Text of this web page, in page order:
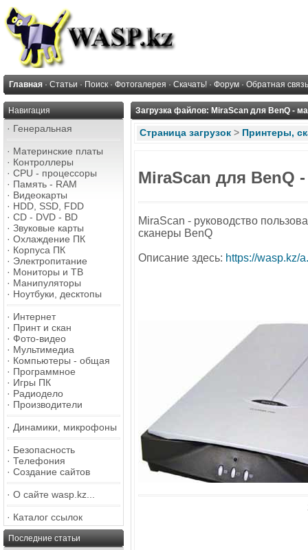
Главная · Статьи · Поиск · Фотогалерея · Скачать! · Форум · Обратная связь
Навигация
· Генеральная
· Материнские платы
· Контроллеры
· CPU - процессоры
· Память - RAM
· Видеокарты
· HDD, SSD, FDD
· CD - DVD - BD
· Звуковые карты
· Охлаждение ПК
· Корпуса ПК
· Электропитание
· Мониторы и ТВ
· Манипуляторы
· Ноутбуки, десктопы
· Интернет
· Принт и скан
· Фото-видео
· Мультимедиа
· Компьютеры - общая
· Программное
· Игры ПК
· Радиодело
· Производители
· Динамики, микрофоны
· Безопасность
· Телефония
· Создание сайтов
· О сайте wasp.kz...
· Каталог ссылок
Последние статьи
Загрузка файлов: MiraScan для BenQ -
Страница загрузок > Принтеры,
MiraScan для BenQ
MiraScan - руководство
сканеры BenQ
Описание здесь: https://wasp.kz/